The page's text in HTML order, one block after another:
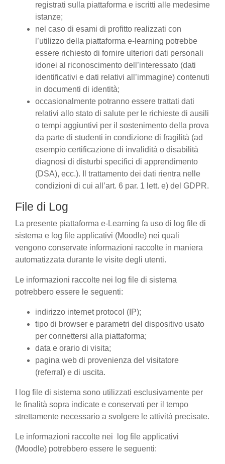
registrati sulla piattaforma e iscritti alle medesime
istanze;
nel caso di esami di profitto realizzati con
l’utilizzo della piattaforma e-learning potrebbe
essere richiesto di fornire ulteriori dati personali
idonei al riconoscimento dell’interessato (dati
identificativi e dati relativi all’immagine) contenuti
in documenti di identità;
occasionalmente potranno essere trattati dati
relativi allo stato di salute per le richieste di ausili
o tempi aggiuntivi per il sostenimento della prova
da parte di studenti in condizione di fragilità (ad
esempio certificazione di invalidità o disabilità
diagnosi di disturbi specifici di apprendimento
(DSA), ecc.). Il trattamento dei dati rientra nelle
condizioni di cui all’art. 6 par. 1 lett. e) del GDPR.
File di Log
La presente piattaforma e-Learning fa uso di log file di
sistema e log file applicativi (Moodle) nei quali
vengono conservate informazioni raccolte in maniera
automatizzata durante le visite degli utenti.
Le informazioni raccolte nei log file di sistema
potrebbero essere le seguenti:
indirizzo internet protocol (IP);
tipo di browser e parametri del dispositivo usato
per connettersi alla piattaforma;
data e orario di visita;
pagina web di provenienza del visitatore
(referral) e di uscita.
I log file di sistema sono utilizzati esclusivamente per
le finalità sopra indicate e conservati per il tempo
strettamente necessario a svolgere le attività precisate.
Le informazioni raccolte nei log file applicativi
(Moodle) potrebbero essere le seguenti: